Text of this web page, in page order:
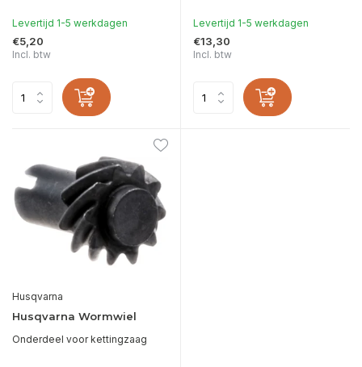
Levertijd 1-5 werkdagen
€5,20
Incl. btw
Levertijd 1-5 werkdagen
€13,30
Incl. btw
Husqvarna
Husqvarna Wormwiel
Onderdeel voor kettingzaag